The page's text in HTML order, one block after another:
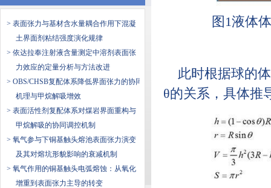
> 表面张力与基材含水量耦合作用下混凝
土界面剂粘结强度演化规律
> 依达拉奉注射液含量测定中溶剂表面张
力效应的定量分析与方法改进
> OBS/CHSB复配体系降低界面张力的协同
机理与甲烷解吸增效
> 表面活性剂复配体系对煤岩界面重构与
甲烷解吸的协同调控机制
> 氧气参与下铜基触头熔池表面张力演变
及其对熔坑形貌影响的衰减机制
> 氧气作用的铜基触头电弧熔蚀：从氧化
增重到表面张力主导的转变
图1液体
此时根据球的
θ的关系，具体推